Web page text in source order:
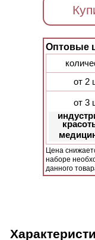
Оптовые
от 2
от 3
Цена
наборе
данного